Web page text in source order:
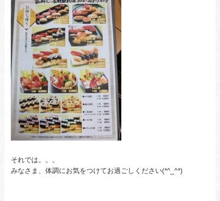
それでは。。。
みなさま、体調にお気をつけてお過ごしください(*^_^*)